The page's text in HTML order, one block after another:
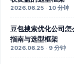
2026.06.25 · 10 分钟
豆包搜索优化公司
指南与选型框架
2026.06.25 · 9 分钟